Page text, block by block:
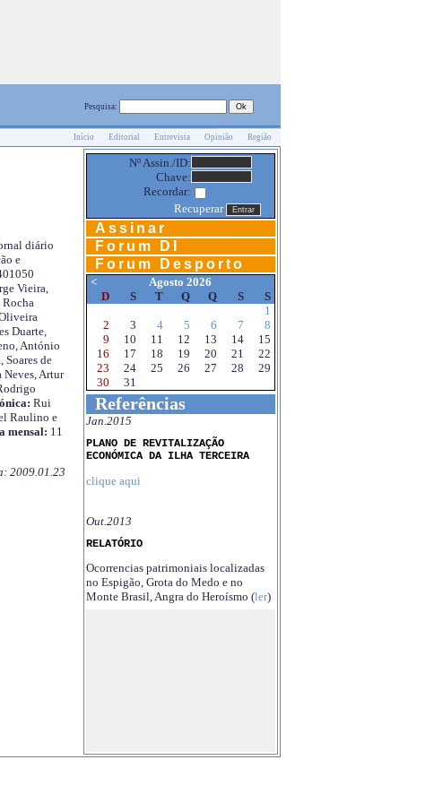
Pesquisa:
Início Editorial Entrevista Opinião Região
diário
e
Vieira,
Duarte,
António
de
Neves, Artur
Rui
Raulino e
mensal: 11
2009.01.23
Nº Assin./ID:
Chave:
Recordar:
Recuperar
Assinar
Forum DI
Forum Desporto
<
Agosto 2026
D
S T Q Q S
S
1
2
3 4 5 6 7
8
9
10 11 12 13 14
15
16
17 18 19 20 21
22
23
24 25 26 27 28
29
30
31
Referências
Jan.2015
PLANO DE REVITALIZAÇÃO
ECONÓMICA DA ILHA TERCEIRA
clique aqui
Out.2013
RELATÓRIO
Ocorrencias patrimoniais localizadas
no Espigão, Grota do Medo e no
Monte Brasil, Angra do Heroísmo (ler)